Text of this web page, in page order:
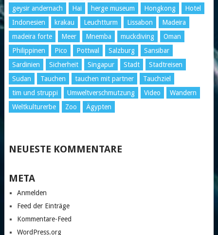
geysir andernach
Hai herge museum Hongkong
Hotel
Indonesien
krakau Leuchtturm Lissabon
Madeira
madeira forte
Meer Mnemba muckdiving
Oman
Philippinen
Pico Pottwal Salzburg
Sansibar
Sardinien
Sicherheit Singapur Stadt
Stadtreisen
Sudan
Tauchen tauchen mit partner
Tauchziel
tim und struppi
Umweltverschmutzung Video
Wandern
Weltkulturerbe
Zoo Ägypten
NEUESTE KOMMENTARE
META
Anmelden
Feed der Einträge
Kommentare-Feed
WordPress.org